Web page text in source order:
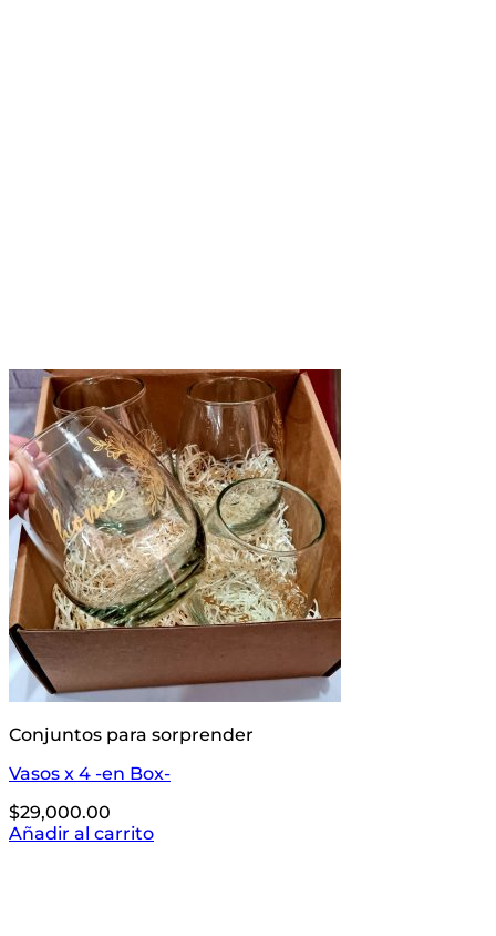
Conjuntos para sorprender
Vasos x 4 -en Box-
$29,000.00
Añadir al carrito